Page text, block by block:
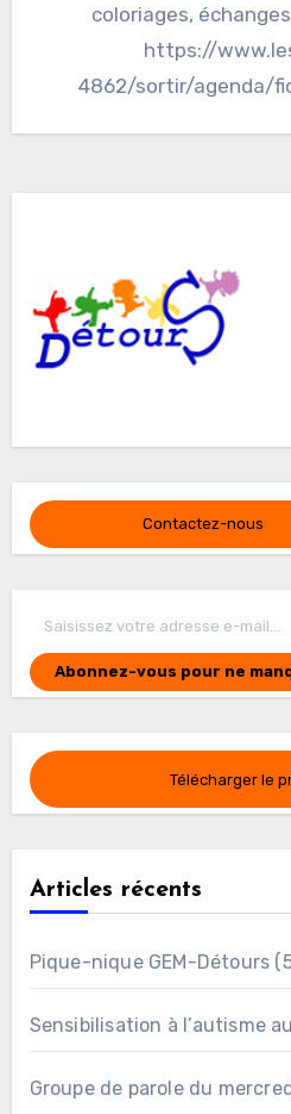
coloriages,
https://
4862/sortir/agenda/
Contactez-nous
Abonnez-vous pour ne
Télécharger le
Articles récents
Pique-nique GEM-Détours
Sensibilisation à l’autisme
Groupe de parole du